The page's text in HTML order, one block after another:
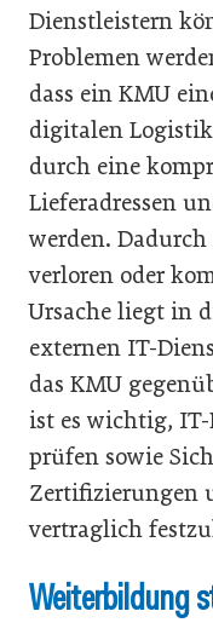
Dienstleistern
Problemen
dass ein KMU
digitalen
durch eine
Lieferadressen
werden. Dadurch
verloren oder
Ursache liegt in
externen IT-
das KMU
ist es wichtig,
prüfen sowie
Zertifizierungen
vertraglich
Weiterbildung